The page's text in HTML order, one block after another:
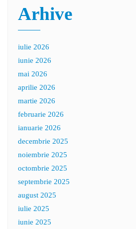
Arhive
iulie 2026
iunie 2026
mai 2026
aprilie 2026
martie 2026
februarie 2026
ianuarie 2026
decembrie 2025
noiembrie 2025
octombrie 2025
septembrie 2025
august 2025
iulie 2025
iunie 2025